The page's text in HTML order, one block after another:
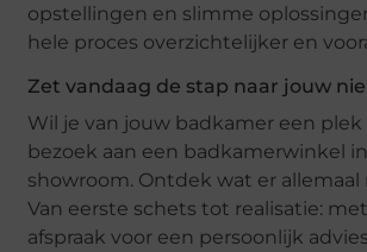
opstellingen en slimme
hele proces overzichtelijker en
Zet vandaag de stap naar jouw
Wil je van jouw badkamer een
bezoek aan een badkamerwinkel
showroom. Ontdek wat er
Van eerste schets tot realisatie:
afspraak voor een persoonlijk